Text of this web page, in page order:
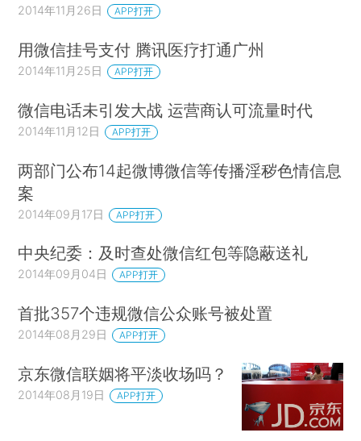
2014年11月26日 APP打开
用微信挂号支付 腾讯医疗打通广州
2014年11月25日 APP打开
微信电话未引发大战 运营商认可流量时代
2014年11月12日 APP打开
两部门公布14起微博微信等传播淫秽色情信息
案
2014年09月17日 APP打开
中央纪委：及时查处微信红包等隐蔽送礼
2014年09月04日 APP打开
首批357个违规微信公众账号被处置
2014年08月29日 APP打开
京东微信联姻将平淡收场吗？
2014年08月19日 APP打开